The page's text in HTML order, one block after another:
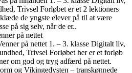
Trivsel Forløbet er et 2 lektioners
de yngste elever på til at være
på sig selv, når de er..
på nettet
på nettet 1. – 3. klasse Digitalt liv,
Trivsel Forløbet her er et forløb
om god og tryg adfærd på nettet.
og Vikingedysten – transkønnede